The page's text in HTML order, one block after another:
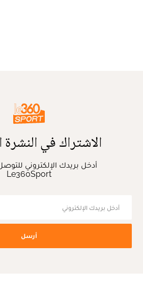
الاشتراك في النشرة
أدخل بريدك الإلكتروني للتوصل
Le360Sport
أرسل